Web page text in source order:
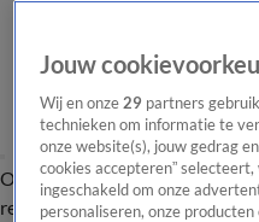
Overzicht Laatste nieuws
redactie
Jouw
Wij en onze29 partners
technieken om informatie te
onze website(s), jouw gedrag
cookies accepteren”
ingeschakeld om onze
personaliseren, onze